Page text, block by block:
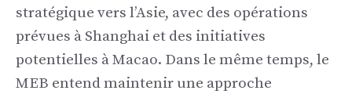
stratégique vers l’Asie, avec des opérations
prévues à Shanghai et des initiatives
potentielles à Macao. Dans le même temps, le
MEB entend maintenir une approche